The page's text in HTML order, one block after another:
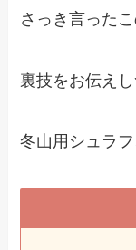
さっき言った
裏技をお伝え
冬山用シュラ